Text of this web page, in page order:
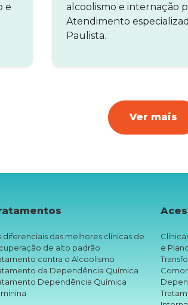
e
alcoolismo e internação
Atendimento
Paulista.
Ver mais
diferenciais das melhores clínicas de
de alto padrão
contra o Alcoolismo
da Dependência Química
Dependência Química
e